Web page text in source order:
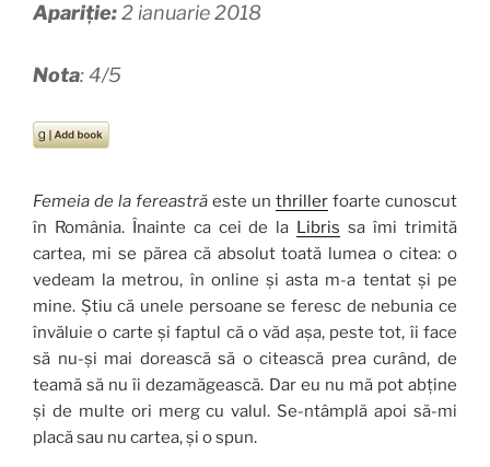
Apariție:2 ianuarie 2018
Nota: 4/5
Femeia de la fereastră este un thriller foarte cunoscut
în România. Înainte ca cei de la Libris sa îmi trimită
cartea, mi se părea că absolut toată lumea o citea: o
vedeam la metrou, în online și asta m-a tentat și pe
mine. Știu că unele persoane se feresc de nebunia ce
învăluie o carte și faptul că o văd așa, peste tot, îi face
să nu-și mai dorească să o citească prea curând, de
teamă să nu îi dezamăgească. Dar eu nu mă pot abține
și de multe ori merg cu valul. Se-ntâmplă apoi să-mi
placă sau nu cartea, și o spun.